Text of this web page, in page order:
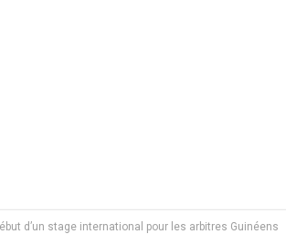
d’un stage international pour les arbitres Guinéens